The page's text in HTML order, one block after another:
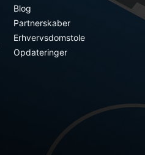
Blog
Partnerskaber
Erhvervsdomstole
Opdateringer